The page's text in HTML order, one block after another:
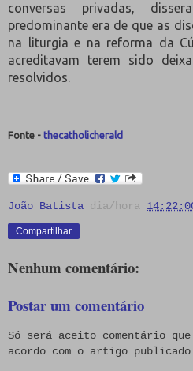
conversas privadas,
predominante era de que as
na liturgia e na reforma da
acreditavam terem sido
resolvidos.
Fonte - thecatholicherald
João Batista dia/hora
Compartilhar
Nenhum comentário:
Postar um comentário
Só será aceito comentário
acordo com o artigo